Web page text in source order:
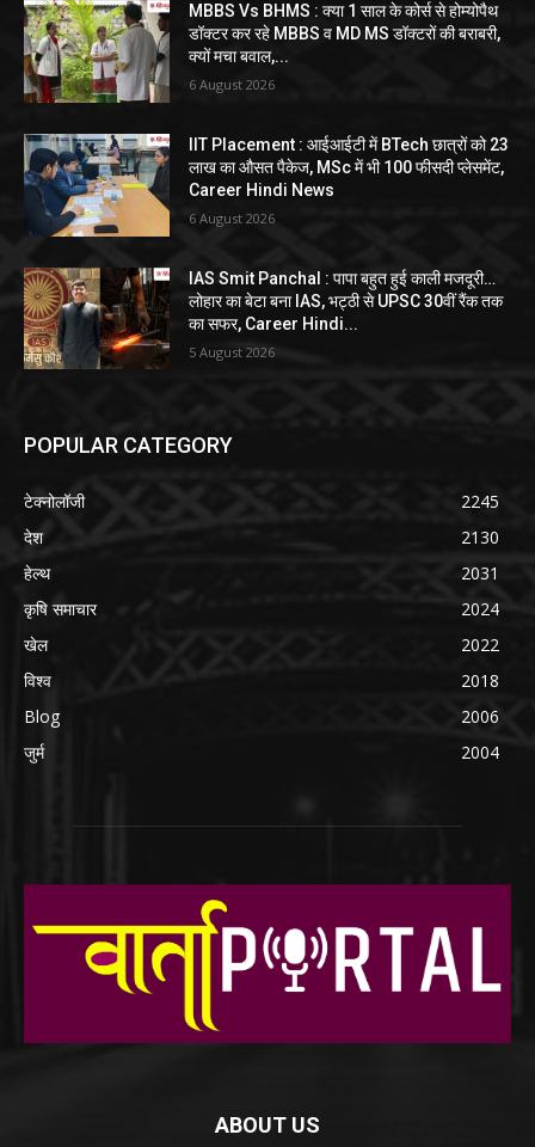
MBBS Vs BHMS : क्या 1 साल के कोर्स से होम्योपैथ
डॉक्टर कर रहे MBBS व MD MS डॉक्टरों की बराबरी,
क्यों मचा बवाल,...
6 August 2026
IIT Placement : आईआईटी में BTech छात्रों को 23
लाख का औसत पैकेज, MSc में भी 100 फीसदी प्लेसमेंट,
Career Hindi News
6 August 2026
IAS Smit Panchal : पापा बहुत हुई काली मजदूरी…
लोहार का बेटा बना IAS, भट्ठी से UPSC 30वीं रैंक तक
का सफर, Career Hindi...
5 August 2026
POPULAR CATEGORY
टेक्नोलॉजी
2245
देश
2130
हेल्थ
2031
कृषि समाचार
2024
खेल
2022
विश्व
2018
Blog
2006
जुर्म
2004
ABOUT US